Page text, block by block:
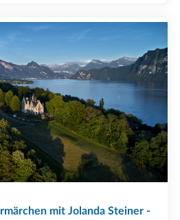
mit Jolanda Steiner -